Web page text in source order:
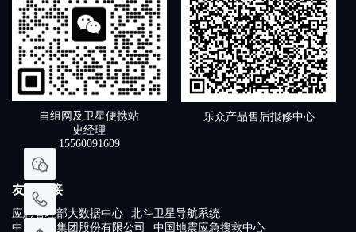
自组网及卫星便携站
史经理
15560091609
乐众产品售后报修中心
友情链接
应急管理部大数据中心
北斗卫星导航系统
中国卫通集团股份有限公司
中国地震应急搜救中心